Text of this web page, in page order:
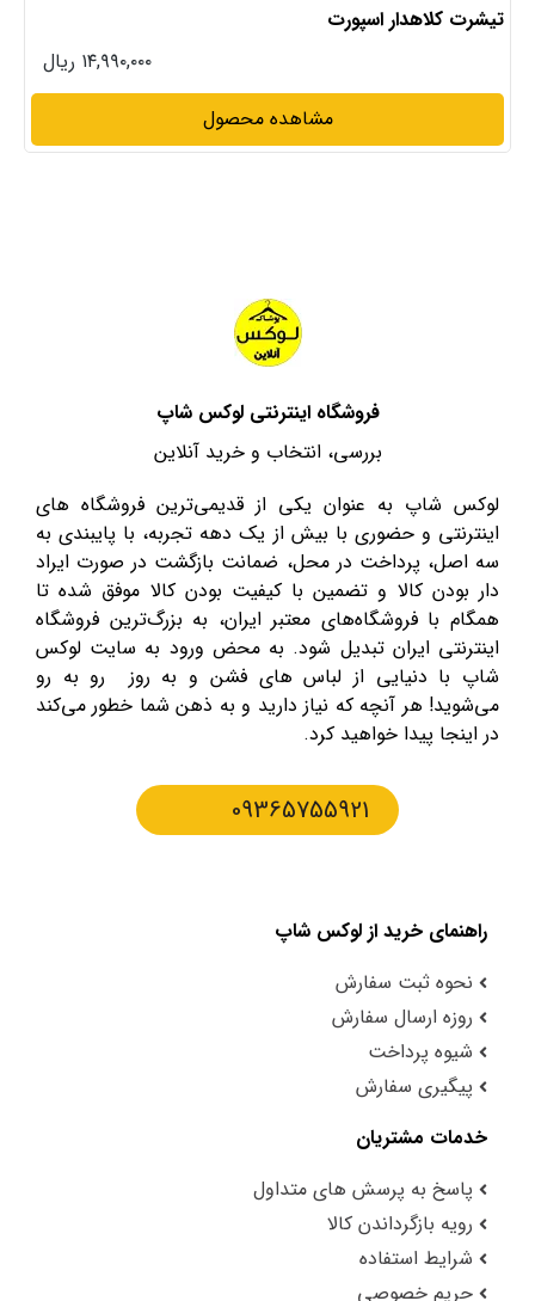
تیشرت کلاهدار اسپورت
۱۴,۹۹۰,۰۰۰ ریال
مشاهده محصول
فروشگاه اینترنتی لوکس شاپ
بررسی، انتخاب و خرید آنلاین
لوکس شاپ به عنوان یکی از قدیمی‌ترین فروشگاه های
اینترنتی و حضوری با بیش از یک دهه تجربه، با پایبندی به
سه اصل، پرداخت در محل، ضمانت بازگشت در صورت ایراد
دار بودن کالا و تضمین با کیفیت بودن کالا موفق شده تا
همگام با فروشگاه‌های معتبر ایران، به بزرگ‌ترین فروشگاه
اینترنتی ایران تبدیل شود. به محض ورود به سایت لوکس
شاپ با دنیایی از لباس های فشن و به روز رو به رو
می‌شوید! هر آنچه که نیاز دارید و به ذهن شما خطور می‌کند
در اینجا پیدا خواهید کرد.
09365755921
راهنمای خرید از لوکس شاپ
نحوه ثبت سفارش
روزه ارسال سفارش
شیوه پرداخت
پیگیری سفارش
خدمات مشتریان
پاسخ به پرسش های متداول
رویه بازگرداندن کالا
شرایط استفاده
حریم خصوصی